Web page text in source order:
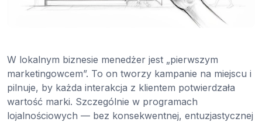
W lokalnym biznesie menedżer jest „pierwszym
marketingowcem”. To on tworzy kampanie na miejscu i
pilnuje, by każda interakcja z klientem potwierdzała
wartość marki. Szczególnie w programach
lojalnościowych — bez konsekwentnej, entuzjastycznej